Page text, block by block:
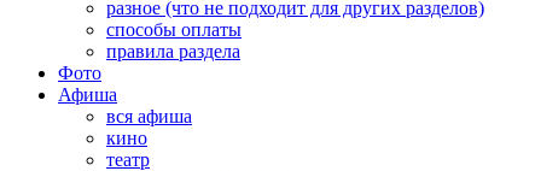
разное (что не подходит для других разделов)
способы оплаты
правила раздела
Фото
Афиша
вся афиша
кино
театр